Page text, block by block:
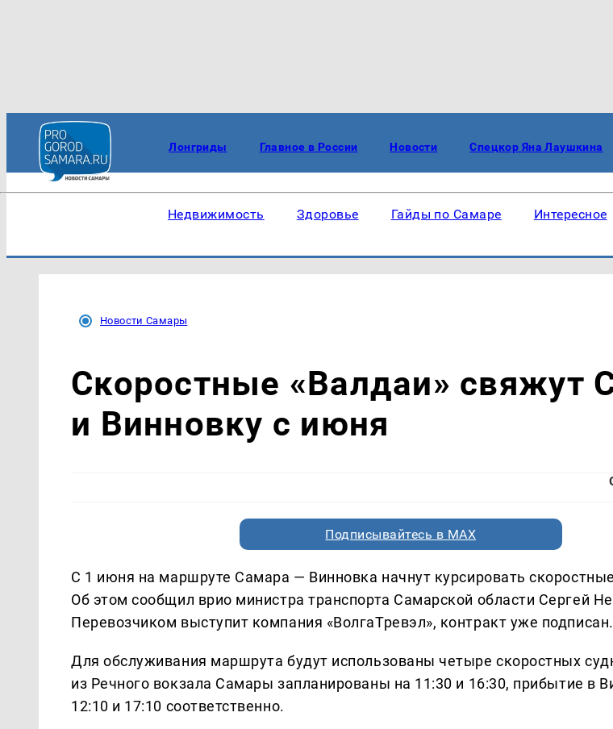
Лонгриды Главное в России Новости Спецкор Яна Лаушкина
Недвижимость Здоровье Гайды по Самаре Интересное
Новости Самары
Скоростные «Валдаи» свяжут
и Винновку с июня
Подписывайтесь в MAX
С 1 июня на маршруте Самара — Винновка начнут курсировать
Об этом сообщил врио министра транспорта Самарской области Сергей
Перевозчиком выступит компания «ВолгаТревэл», контракт уже подписан.
Для обслуживания маршрута будут использованы четыре скоростных
из Речного вокзала Самары запланированы на 11:30 и 16:30, прибытие в
12:10 и 17:10 соответственно.